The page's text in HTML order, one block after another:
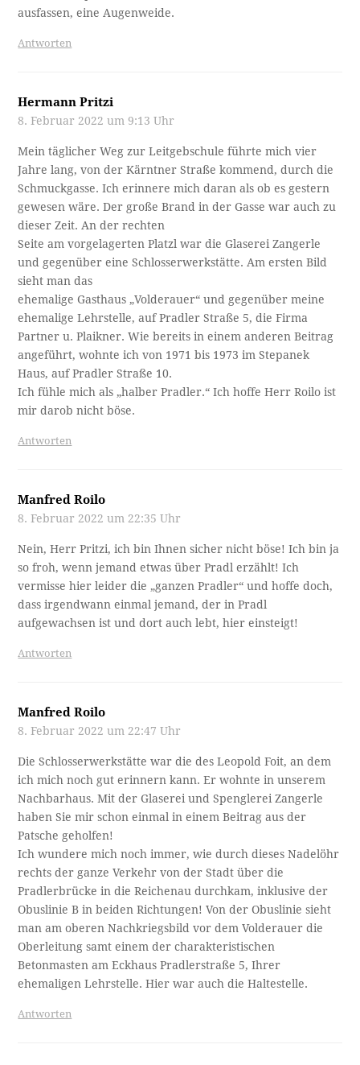
ausfassen, eine Augenweide.
Antworten
Hermann Pritzi
8. Februar 2022 um 9:13 Uhr
Mein täglicher Weg zur Leitgebschule führte mich vier
Jahre lang, von der Kärntner Straße kommend, durch die
Schmuckgasse. Ich erinnere mich daran als ob es gestern
gewesen wäre. Der große Brand in der Gasse war auch zu
dieser Zeit. An der rechten
Seite am vorgelagerten Platzl war die Glaserei Zangerle
und gegenüber eine Schlosserwerkstätte. Am ersten Bild
sieht man das
ehemalige Gasthaus „Volderauer“ und gegenüber meine
ehemalige Lehrstelle, auf Pradler Straße 5, die Firma
Partner u. Plaikner. Wie bereits in einem anderen Beitrag
angeführt, wohnte ich von 1971 bis 1973 im Stepanek
Haus, auf Pradler Straße 10.
Ich fühle mich als „halber Pradler.“ Ich hoffe Herr Roilo ist
mir darob nicht böse.
Antworten
Manfred Roilo
8. Februar 2022 um 22:35 Uhr
Nein, Herr Pritzi, ich bin Ihnen sicher nicht böse! Ich bin ja
so froh, wenn jemand etwas über Pradl erzählt! Ich
vermisse hier leider die „ganzen Pradler“ und hoffe doch,
dass irgendwann einmal jemand, der in Pradl
aufgewachsen ist und dort auch lebt, hier einsteigt!
Antworten
Manfred Roilo
8. Februar 2022 um 22:47 Uhr
Die Schlosserwerkstätte war die des Leopold Foit, an dem
ich mich noch gut erinnern kann. Er wohnte in unserem
Nachbarhaus. Mit der Glaserei und Spenglerei Zangerle
haben Sie mir schon einmal in einem Beitrag aus der
Patsche geholfen!
Ich wundere mich noch immer, wie durch dieses Nadelöhr
rechts der ganze Verkehr von der Stadt über die
Pradlerbrücke in die Reichenau durchkam, inklusive der
Obuslinie B in beiden Richtungen! Von der Obuslinie sieht
man am oberen Nachkriegsbild vor dem Volderauer die
Oberleitung samt einem der charakteristischen
Betonmasten am Eckhaus Pradlerstraße 5, Ihrer
ehemaligen Lehrstelle. Hier war auch die Haltestelle.
Antworten